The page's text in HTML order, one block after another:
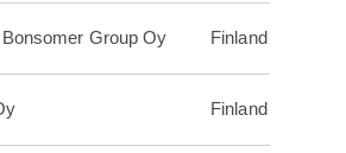
Group Oy Finland
Finland